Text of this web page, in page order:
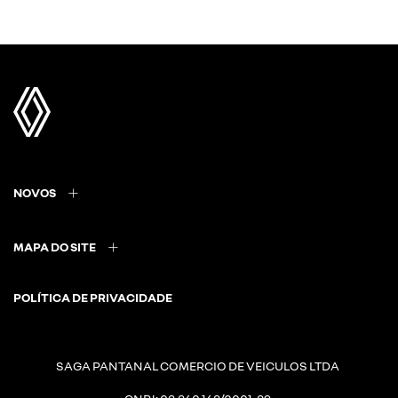
NOVOS
MAPA DO SITE
POLÍTICA DE PRIVACIDADE
SAGA PANTANAL COMERCIO DE VEICULOS LTDA